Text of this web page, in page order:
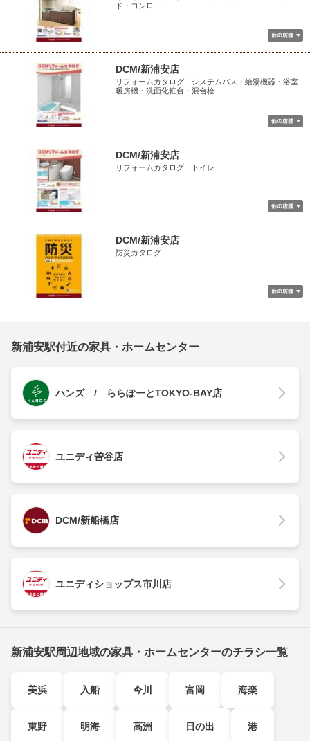
ド・コンロ
DCM/新浦安店
リフォームカタログ システムバス・給湯機器・浴室
暖房機・洗面化粧台・混合栓
DCM/新浦安店
リフォームカタログ トイレ
DCM/新浦安店
防災カタログ
新浦安駅付近の家具・ホームセンター
ハンズ / ららぽーとTOKYO-BAY店
ユニディ曽谷店
DCM/新船橋店
ユニディショップス市川店
新浦安駅周辺地域の家具・ホームセンターのチラシ一覧
美浜 入船 今川 富岡 海楽
東野 明海 高洲 日の出 港